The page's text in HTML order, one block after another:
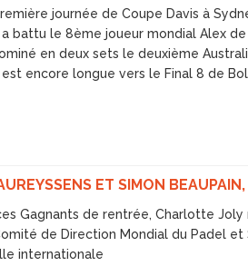
journée de Coupe Davis à
battu le 8ème joueur mondial Alex
en deux sets le deuxième
encore longue vers le Final 8 de
ET SIMON
Gagnants de rentrée, Charlotte
de Direction Mondial du Padel et
internationale